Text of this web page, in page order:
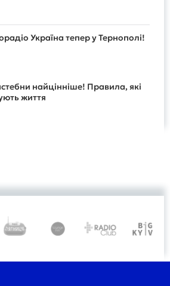
Україна тепер у Тернополі!
найцінніше! Правила, які
життя